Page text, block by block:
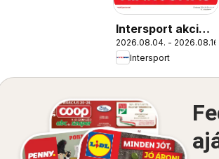
Intersport akciós
újság
2026.08.04. - 2026.08.16.
Intersport